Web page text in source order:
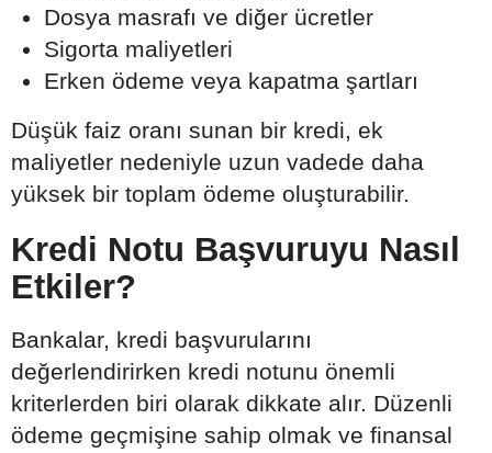
Dosya masrafı ve diğer ücretler
Sigorta maliyetleri
Erken ödeme veya kapatma şartları
Düşük faiz oranı sunan bir kredi, ek
maliyetler nedeniyle uzun vadede daha
yüksek bir toplam ödeme oluşturabilir.
Kredi Notu Başvuruyu Nasıl
Etkiler?
Bankalar, kredi başvurularını
değerlendirirken kredi notunu önemli
kriterlerden biri olarak dikkate alır. Düzenli
ödeme geçmişine sahip olmak ve finansal